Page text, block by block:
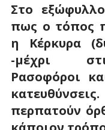
Στο
πως ο τόπος
η Κέρκυρα
-μέχρι
Ρασοφόροι
περπατούν